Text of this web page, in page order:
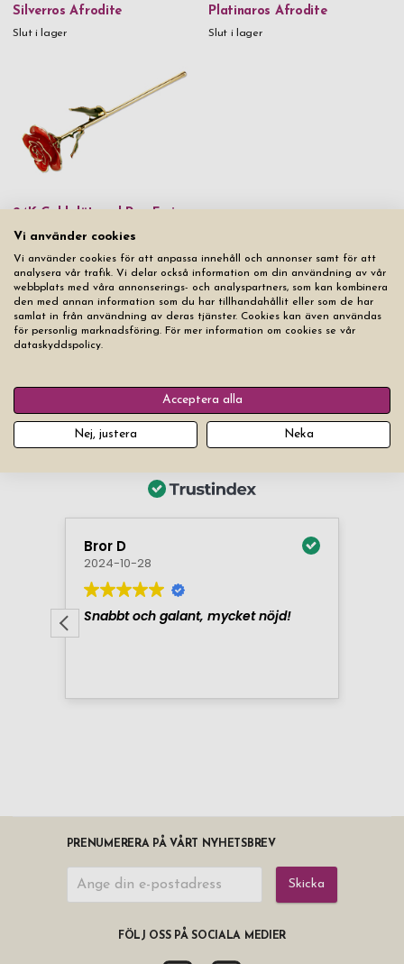
Silverros Afrodite
Slut i lager
Platinaros Afrodite
Slut i lager
24K Guldpläterad Ros Freja
Slut i lager
Filter produkter
PRENUMERERA PÅ VÅRT NYHETSBREV
Skicka
FÖLJ OSS PÅ SOCIALA MEDIER
Vi använder cookies
Vi använder cookies för att anpassa innehåll och annonser samt för att
analysera vår trafik. Vi delar också information om din användning av vår
webbplats med våra annonserings- och analyspartners, som kan kombinera
den med annan information som du har tillhandahållit eller som de har
samlat in från användning av deras tjänster. Cookies kan även användas
för personlig marknadsföring. För mer information om cookies se vår
dataskyddspolicy.
Acceptera alla
Nej, justera Neka